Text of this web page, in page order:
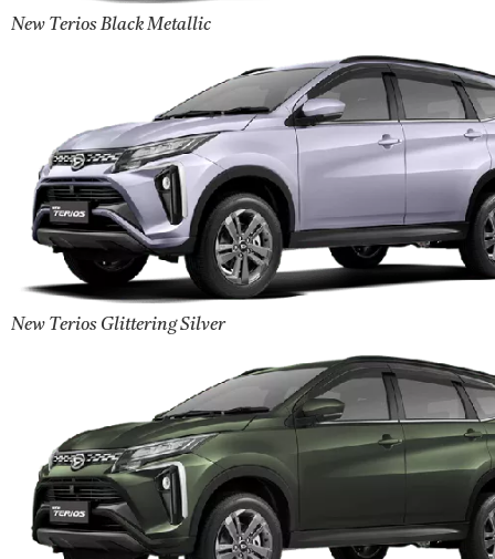
New Terios Black Metallic
New Terios Glittering Silver